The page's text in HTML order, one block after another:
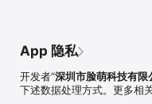
智能字幕识别准确率超高
精准转写，还能批量调整
幕，彻底解放双手；AI配
感饱满，满足不同风格视
能抠像、画质修复、音频
App 隐私
开发者“深圳市脸萌科技有限
下述数据处理方式。更多相